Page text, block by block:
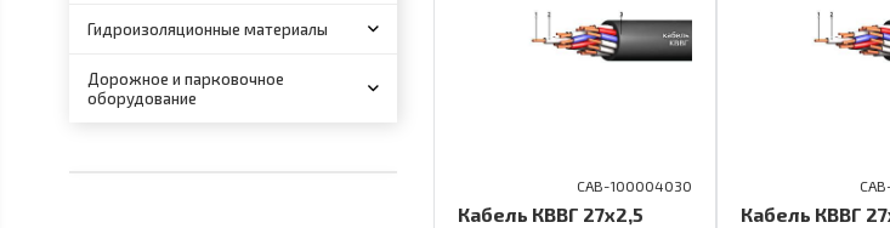
Гидроизоляционные материалы
Дорожное и парковочное
оборудование
CAB-100004030
Кабель КВВГ 27х2,5 Кабель КВВГ